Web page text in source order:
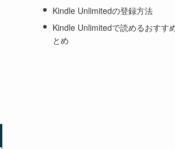
Kindle Unlimitedの登録方法
Kindle Unlimitedで読めるおすす
とめ